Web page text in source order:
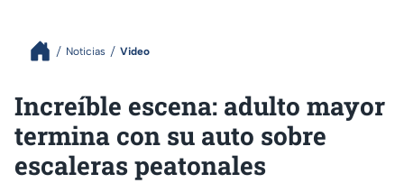
Noticias Video
Increíble escena: adulto mayor
termina con su auto sobre
escaleras peatonales